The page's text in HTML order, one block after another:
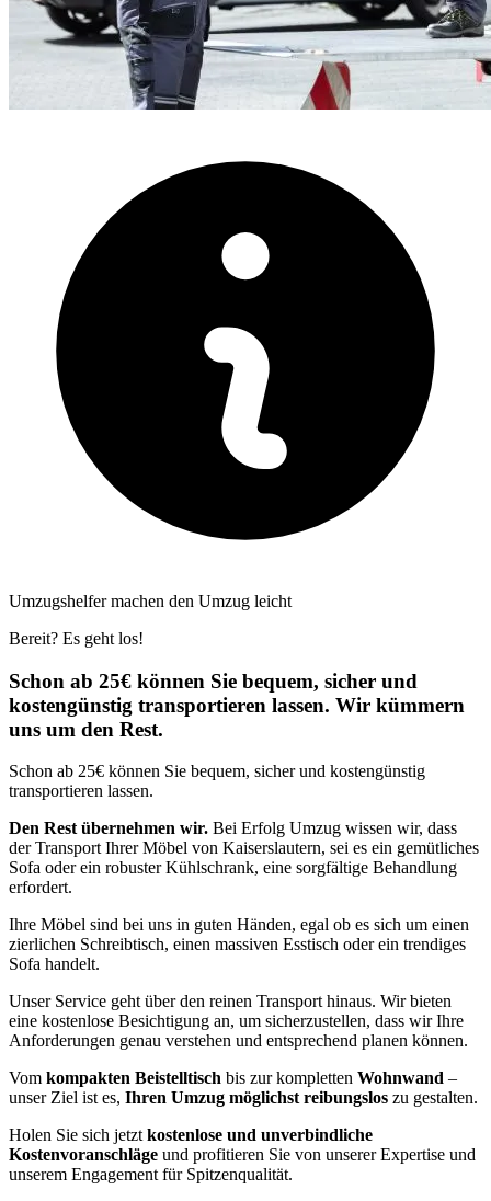
Umzugshelfer machen den Umzug leicht
Bereit? Es geht los!
Schon ab 25€ können Sie bequem, sicher und
kostengünstig transportieren lassen. Wir kümmern
uns um den Rest.
Schon ab 25€ können Sie bequem, sicher und kostengünstig
transportieren lassen.
Den Rest übernehmen wir. Bei Erfolg Umzug wissen wir, dass
der Transport Ihrer Möbel von Kaiserslautern, sei es ein gemütliches
Sofa oder ein robuster Kühlschrank, eine sorgfältige Behandlung
erfordert.
Ihre Möbel sind bei uns in guten Händen, egal ob es sich um einen
zierlichen Schreibtisch, einen massiven Esstisch oder ein trendiges
Sofa handelt.
Unser Service geht über den reinen Transport hinaus. Wir bieten
eine kostenlose Besichtigung an, um sicherzustellen, dass wir Ihre
Anforderungen genau verstehen und entsprechend planen können.
Vom kompakten Beistelltisch bis zur kompletten Wohnwand –
unser Ziel ist es, Ihren Umzug möglichst reibungslos zu gestalten.
Holen Sie sich jetzt kostenlose und unverbindliche
Kostenvoranschläge und profitieren Sie von unserer Expertise und
unserem Engagement für Spitzenqualität.